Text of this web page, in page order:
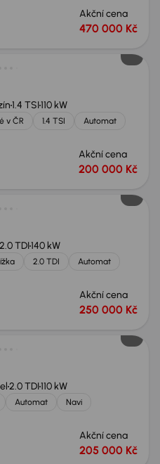
Akční cena
470 000 Kč
1.4 TSI110 kW
v ČR 1.4 TSI
Automat
Akční cena
200 000 Kč
2.0 TDI140 kW
2.0 TDI
Automat
Akční cena
250 000 Kč
2.0 TDI110 kW
Automat
Navi
Akční cena
205 000 Kč